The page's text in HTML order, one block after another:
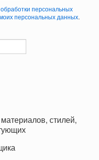
персональных
персональных данных.
стилей,